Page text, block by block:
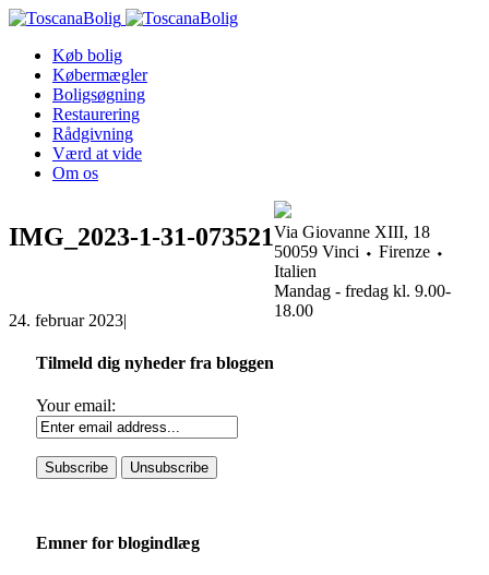
Køb bolig
Købermægler
Boligsøgning
Restaurering
Rådgivning
Værd at vide
Om os
IMG_2023-1-31-073521
24. februar 2023|
Tilmeld dig nyheder fra bloggen
Your email:
Emner for blogindlæg
Via Giovanne XIII, 18
50059 Vinci ⬩ Firenze ⬩
Italien
Mandag - fredag kl. 9.00-
18.00